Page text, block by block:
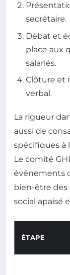
secrétaire.
Débat et
place aux
salariés.
Clôture et
verbal.
La rigueur
aussi de
spécifiques à
Le comité
événements
bien-être des
social apaisé
ÉTAPE